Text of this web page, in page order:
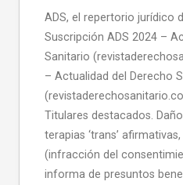
ADS, el repertorio jurídico
Suscripción ADS 2024 –
Sanitario
– Actualidad del Derecho
Titulares destacados.
terapias ‘trans’
(infracción del
informa de presuntos